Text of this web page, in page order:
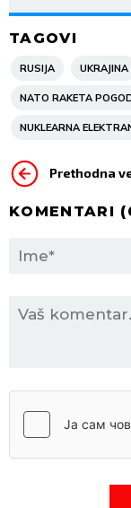
TAGOVI
RUSIJA UKRAJINA
NATO RAKETA
NUKLEARNA
Prethodna
KOMENTARI (